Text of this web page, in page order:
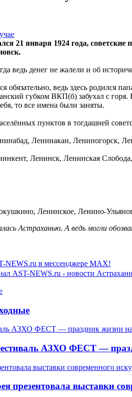
21 января 1924 года,
ведь денег не жалели и об
обязательно, ведь здесь
губком ВКП(б) забухал с
то все имена были заняты.
пунктов в тогдашней
Ленинакан, Лениногорск,
Ленинск, Ленинская
Ленинское, Ленино-
Астраханью. А ведь могли
NEWS.ru в мессенджере MAX!
AST-NEWS.ru - новости
АЗХО ФЕСТ —
презентовала выставки